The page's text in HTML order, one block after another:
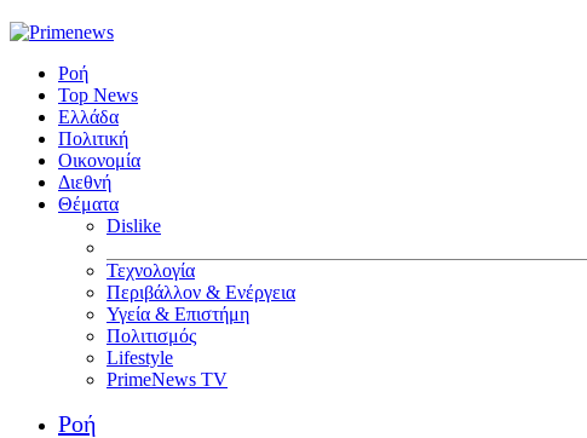
Ροή
Top News
Ελλάδα
Πολιτική
Οικονομία
Διεθνή
Θέματα
Dislike
Τεχνολογία
Περιβάλλον & Ενέργεια
Υγεία & Επιστήμη
Πολιτισμός
Lifestyle
PrimeNews TV
Ροή